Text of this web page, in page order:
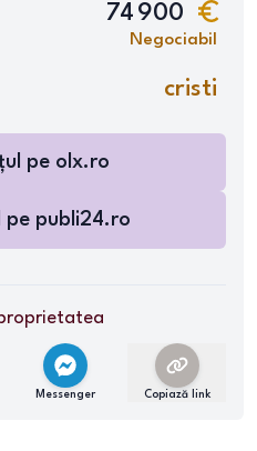
74 900
Negociabil
cristi
pe olx.ro
pe publi24.ro
Messenger Copiază link